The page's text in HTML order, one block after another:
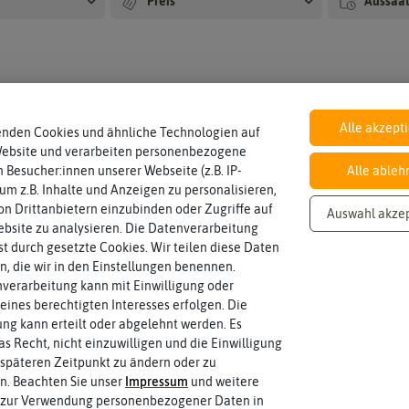
ene
rati
Ras
-50% -50%
Cookies und ähnliche Technologien auf
und verarbeiten personenbezogene
Besucher:innen unserer Webseite (z.B. IP-
z.B. Inhalte und Anzeigen zu personalisieren,
Drittanbietern einzubinden oder Zugriffe auf
zu analysieren. Die Datenverarbeitung
durch gesetzte Cookies. Wir teilen diese Daten
die wir in den Einstellungen benennen.
kann mit Einwilligung oder
berechtigten Interesses erfolgen. Die
kann erteilt oder abgelehnt werden. Es
Recht, nicht einzuwilligen und die Einwilligung
Zeitpunkt zu ändern oder zu
Beachten Sie unser Impressum und weitere
Verwendung personenbezogener Daten in
Alle
Alle
Auswahl